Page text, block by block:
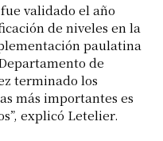
validado el año
de niveles en la
paulatina
de
terminado los
más importantes es
explicó Letelier.